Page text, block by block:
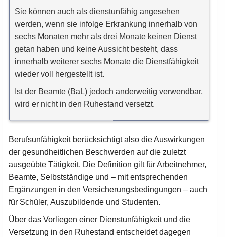
Sie können auch als dienstunfähig angesehen
werden, wenn sie infolge Erkrankung innerhalb von
sechs Monaten mehr als drei Monate keinen Dienst
getan haben und keine Aussicht besteht, dass
innerhalb weiterer sechs Monate die Dienstfähigkeit
wieder voll hergestellt ist.
Ist der Beamte (BaL) jedoch anderweitig verwendbar,
wird er nicht in den Ruhestand versetzt.
Berufsunfähigkeit berücksichtigt also die Auswirkungen
der gesundheitlichen Beschwerden auf die zuletzt
ausgeübte Tätigkeit. Die Definition gilt für Arbeitnehmer,
Beamte, Selbstständige und – mit entsprechenden
Ergänzungen in den Versicherungsbedingungen – auch
für Schüler, Auszubildende und Studenten.
Über das Vorliegen einer Dienstunfähigkeit und die
Versetzung in den Ruhestand entscheidet dagegen